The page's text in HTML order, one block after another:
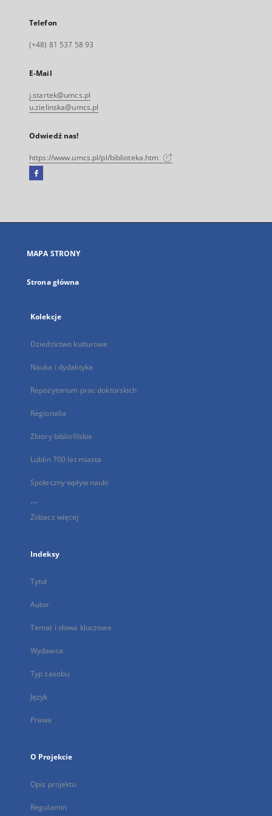
Telefon
(+48) 81 537 58 93
E-Mail
j.startek@umcs.pl
u.zielinska@umcs.pl
Odwiedź nas!
https://www.umcs.pl/pl/biblioteka.htm
Facebook
się
karcie
MAPA STRONY
Strona główna
Kolekcje
Dziedzictwo kulturowe
Nauka i dydaktyka
Repozytorium prac doktorskich
Regionalia
Zbiory bibliofilskie
Lublin 700 lat miasta
Społeczny wpływ nauki
...
Zobacz więcej
Indeksy
Tytuł
Autor
Temat i słowa kluczowe
Wydawca
Typ zasobu
Język
Prawa
O Projekcie
Opis projektu
Regulamin